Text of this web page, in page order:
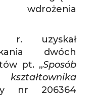
wdrożenia
r. uzyskał
dwóch
pt. „Sposób
nr 206364